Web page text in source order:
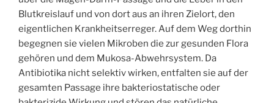
Blutkreislauf und von dort aus an ihren Zielort, den
eigentlichen Krankheitserreger. Auf dem Weg dorthin
begegnen sie vielen Mikroben die zur gesunden Flora
gehören und dem Mukosa-Abwehrsystem. Da
Antibiotika nicht selektiv wirken, entfalten sie auf der
gesamten Passage ihre bakteriostatische oder